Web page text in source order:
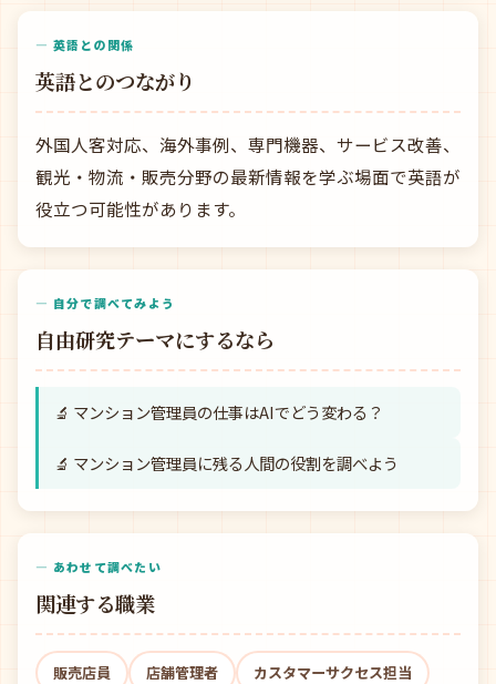
— 英語との関係
英語とのつながり
外国人客対応、海外事例、専門機器、サービス改善、
観光・物流・販売分野の最新情報を学ぶ場面で英語が
役立つ可能性があります。
— 自分で調べてみよう
自由研究テーマにするなら
🔬 マンション管理員の仕事はAIでどう変わる？
🔬 マンション管理員に残る人間の役割を調べよう
— あわせて調べたい
関連する職業
販売店員 店舗管理者 カスタマーサクセス担当